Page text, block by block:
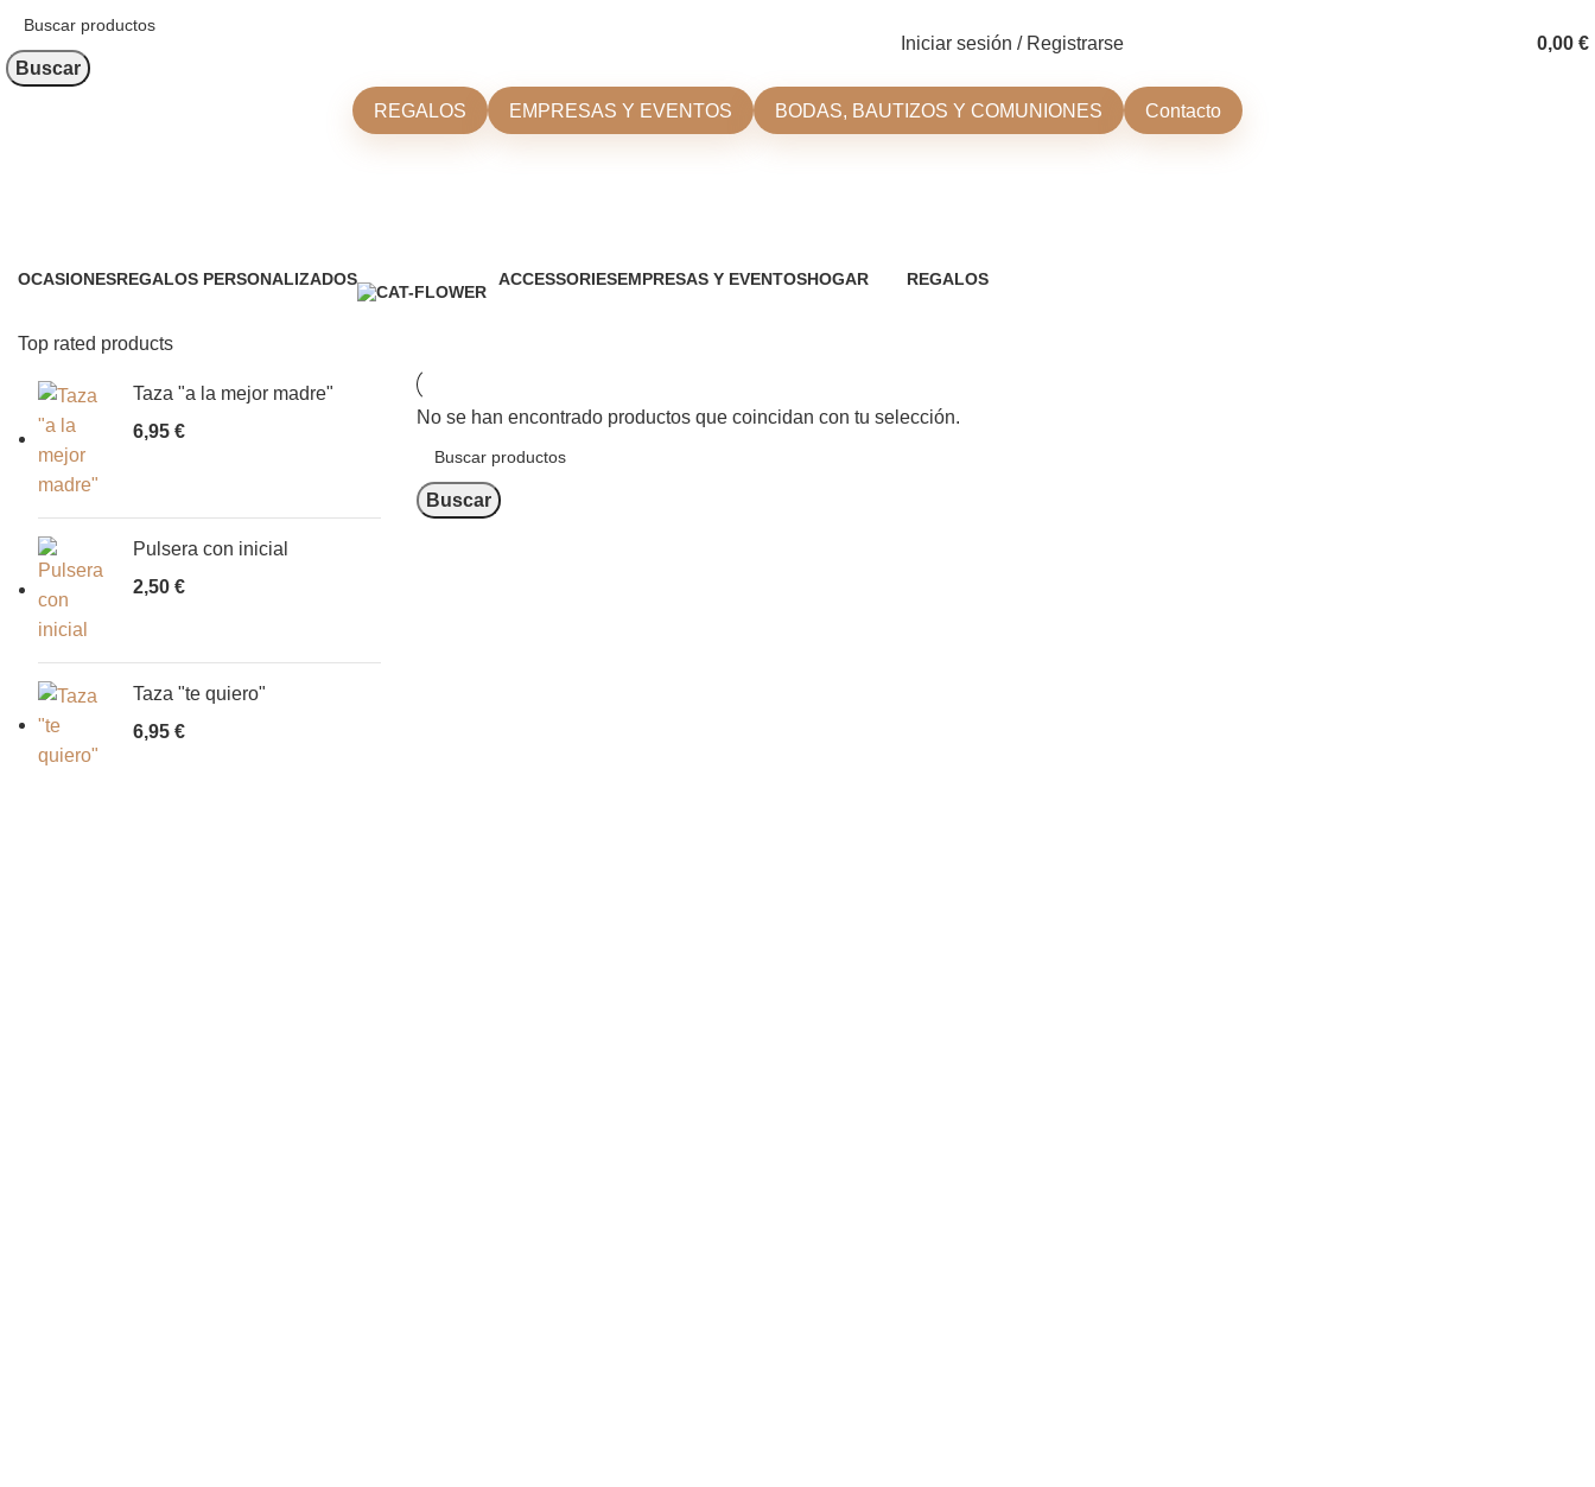
Buscar
Iniciar sesión / Registrarse 0,00 €
REGALOS EMPRESAS Y EVENTOS BODAS, BAUTIZOS Y COMUNIONES Contacto
OCASIONESREGALOS PERSONALIZADOS
ACCESSORIESEMPRESAS Y EVENTOSHOGAR
REGALOS
Top rated products
Taza "a la mejor madre"
6,95 €
Pulsera con inicial
2,50 €
Taza "te quiero"
6,95 €
No se han encontrado productos que coincidan con tu selección.
Buscar